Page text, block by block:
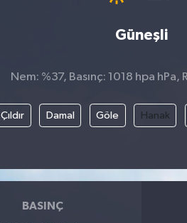
Güneşli
Nem: %37, Basınç: 1018 hpa
Çıldır Damal Göle Hanak
BASINÇ